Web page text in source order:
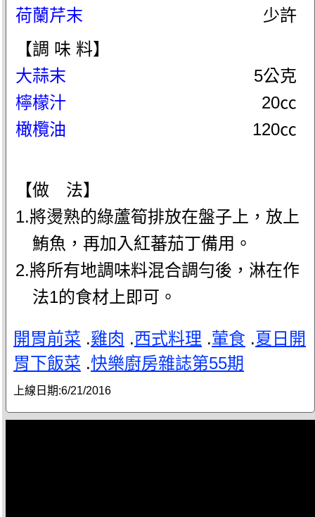
荷蘭芹末
少許
【調 味 料】
大蒜末
5公克
檸檬汁
20㏄
橄欖油
120㏄
【做 法】
1.將燙熟的綠蘆筍排放在盤子上，放上
鮪魚，再加入紅蕃茄丁備用。
2.將所有地調味料混合調勻後，淋在作
法1的食材上即可。
開胃前菜 .雞肉 .西式料理 .葷食 .夏日開
胃下飯菜 .快樂廚房雜誌第55期
上線日期:6/21/2016